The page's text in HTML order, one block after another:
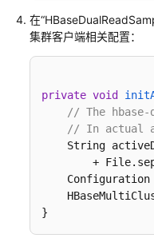
用
开
开
发
HBase
应
用
调
在
集群客户端相关配置：
private void
// The
// In actual
String
+
}